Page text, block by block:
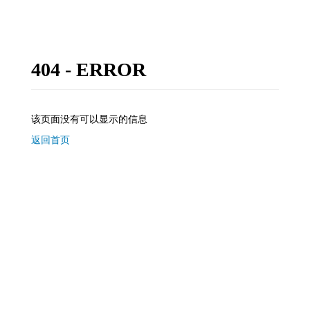
404 - ERROR
该页面没有可以显示的信息
返回首页